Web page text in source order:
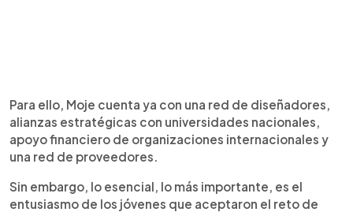
Para ello, Moje cuenta ya con una red de diseñadores,
alianzas estratégicas con universidades nacionales,
apoyo financiero de organizaciones internacionales y
una red de proveedores.
Sin embargo, lo esencial, lo más importante, es el
entusiasmo de los jóvenes que aceptaron el reto de